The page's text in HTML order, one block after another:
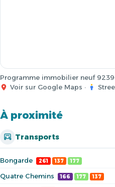
Programme immobilier neuf
Voir sur Google Maps ·
À proximité
Transports
Bongarde 261 137 177
Quatre Chemins 166 177 137